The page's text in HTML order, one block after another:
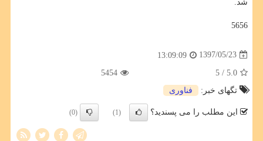
شد.
5656
1397/05/23
13:09:09
5.0
/ 5
5454
تگهای خبر:
فناوری
این مطلب را می پسندید؟ (1)
(0)